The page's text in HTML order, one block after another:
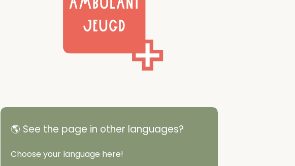
🌎 See the page in other languages?
Choose your language here!